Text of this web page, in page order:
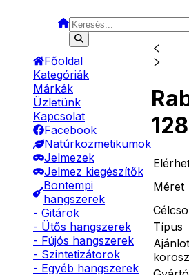
Főoldal
Kategóriák
Márkák
Üzletünk
Kapcsolat
Facebook
Natúrkozmetikumok
Jelmezek
Jelmez kiegészítők
Bontempi
hangszerek
- Gitárok
- Ütős hangszerek
- Fújós hangszerek
- Szintetizátorok
- Egyéb hangszerek
Méret
Típus